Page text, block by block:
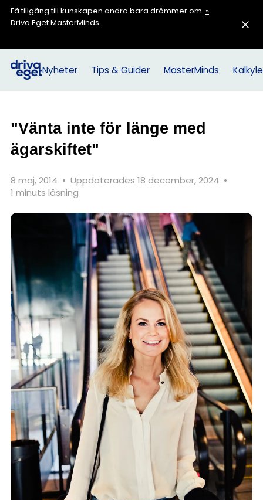
Få tillgång till kunskapen andra bara drömmer om. »
Driva Eget MasterMinds
Nyheter Tips & Guider MasterMinds
"Vänta inte för länge med
ägarskiftet"
8 maj, 2014 • Uppdaterades 18 december, 2024 •
1 minuts läsning